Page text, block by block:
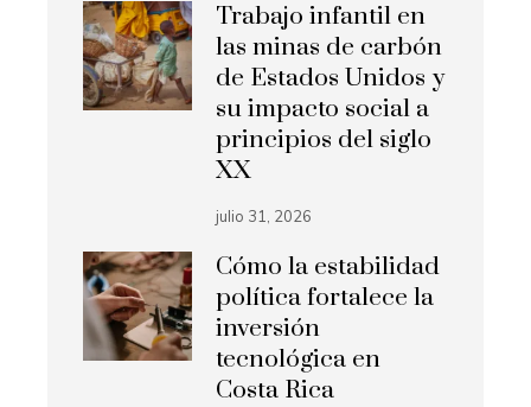
Trabajo infantil en
las minas de carbón
de Estados Unidos y
su impacto social a
principios del siglo
XX
julio 31, 2026
Cómo la estabilidad
política fortalece la
inversión
tecnológica en
Costa Rica